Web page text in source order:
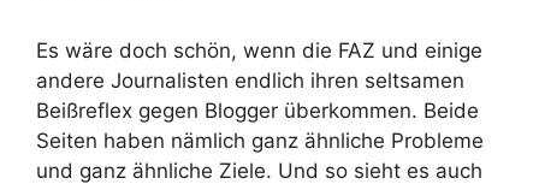
Es wäre doch schön, wenn die FAZ und einige
andere Journalisten endlich ihren seltsamen
Beißreflex gegen Blogger überkommen. Beide
Seiten haben nämlich ganz ähnliche Probleme
und ganz ähnliche Ziele. Und so sieht es auch